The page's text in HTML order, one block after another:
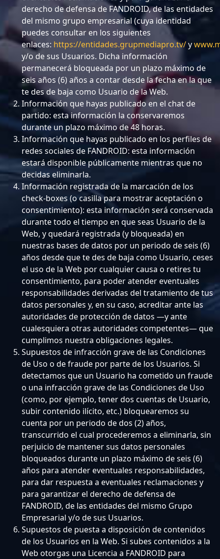
derecho de defensa de FANDROID, de las entidades
del mismo grupo empresarial (cuya identidad
puedes consultar en los siguientes
enlaces: https://entidades.grupmediapro.tv/y
y/o de sus Usuarios. Dicha información
permanecerá bloqueada por un plazo máximo de
seis años (6) años a contar desde la fecha en la que
te des de baja como Usuario de la Web.
Información que hayas publicado en el chat de
partido: esta información la conservaremos
durante un plazo máximo de 48 horas.
Información que hayas publicado en los perfiles de
redes sociales de FANDROID: esta información
estará disponible públicamente mientras que no
decidas eliminarla.
Información registrada de la marcación de los
check-boxes (o casilla para mostrar aceptación o
consentimiento): esta información será conservada
durante todo el tiempo en que seas Usuario de la
Web, y quedará registrada (y bloqueada) en
nuestras bases de datos por un periodo de seis (6)
años desde que te des de baja como Usuario, ceses
el uso de la Web por cualquier causa o retires tu
consentimiento, para poder atender eventuales
responsabilidades derivadas del tratamiento de tus
datos personales y, en su caso, acreditar ante las
autoridades de protección de datos —y ante
cualesquiera otras autoridades competentes— que
cumplimos nuestra obligaciones legales.
Supuestos de infracción grave de las Condiciones
de Uso o de fraude por parte de los Usuarios. Si
detectamos que un Usuario ha cometido un fraude
o una infracción grave de las Condiciones de Uso
(como, por ejemplo, tener dos cuentas de Usuario,
subir contenido ilícito, etc.) bloquearemos su
cuenta por un periodo de dos (2) años,
transcurrido el cual procederemos a eliminarla, sin
perjuicio de mantener sus datos personales
bloqueados durante un plazo máximo de seis (6)
años para atender eventuales responsabilidades,
para dar respuesta a eventuales reclamaciones y
para garantizar el derecho de defensa de
FANDROID, de las entidades del mismo Grupo
Empresarial y/o de sus Usuarios.
Supuestos de puesta a disposición de contenidos
de los Usuarios en la Web. Si subes contenidos a la
Web otorgas una Licencia a FANDROID para